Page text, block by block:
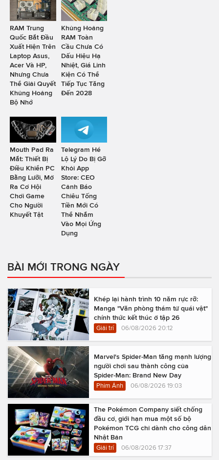
RAM Trung
Quốc Bắt Đầu
Xuất Hiện Trên
Laptop Asus,
Acer Và HP,
Nhưng Chưa
Thể Giải Quyết
Khủng Hoảng
Bộ Nhớ
Khủng Hoảng
RAM Toàn
Cầu Chưa Có
Dấu Hiệu Hạ
Nhiệt, Giá Linh
Kiện Có Thể
Tiếp Tục Tăng
Đến 2028
Mouth Pad Ra
Mắt: Thiết Bị
Điều Khiển PC
Bằng Lưỡi, Mở
Ra Cơ Hội
Chơi Game
Cho Người
Khuyết Tật
Telegram Hé
Lộ Lý Do Bị Gỡ
Khỏi App
Store: CEO
Cảnh Báo
Chiêu Tống
Tiền Mới Có
Thể Nhắm
Vào Mọi Ứng
Dụng
BÀI MỚI TRONG NGÀY
Khép lại hành trình 10 năm rực rỡ:
Manga "Văn phòng thám tử quái vật"
chính thức kết thúc ở tập 26
Giải trí 06/08/2026 20:12
Marvel's Spider-Man tăng mạnh lượng
người chơi sau thành công của
Spider-Man: Brand New Day
Phim Ảnh 06/08/2026 19:03
The Pokémon Company siết chống
đầu cơ, giới hạn mua một số bộ
Pokémon TCG chỉ dành cho công dân
Nhật Bản
Giải trí 06/08/2026 17:37